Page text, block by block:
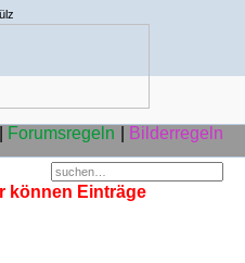
Forumsregeln Bilderregeln
können Einträge